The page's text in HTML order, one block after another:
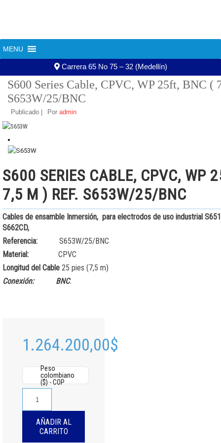
Carrera 65 No 75 – 32 (Medellín)
MENU
S600 Series Cable, CPVC, WP 20ft, BNC ( 6 m ) Ref. S653W/20/BNC
S600 Series Cable, CPVC, WP 25ft, BNC (
S653W/25/BNC
Publicado Por admin
S600 SERIES CABLE, CPVC, WP
7,5 M ) REF. S653W/25/BNC
Cables de ensamble Inmersión, para electrodos de uso industrial
S662CD,
Referencia: S653W/25/BNC
Material: CPVC
Longitud del Cable 25 pies (7,5 m)
Conexión: BNC.
1.264.200,00$
Peso
colombiano
($) - COP
Series
CPVC,AÑADIR AL
CARRITO